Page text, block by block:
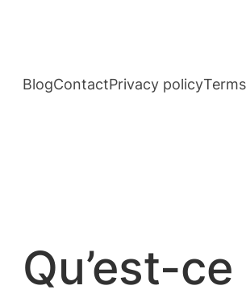
BlogContactPrivacy policy
Qu’est-